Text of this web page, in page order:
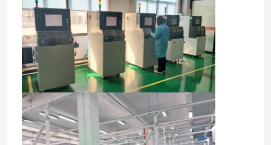
Μίνι Φυτίλια Αυτοκινήτου
Η επιφάνεια τοποθετεί τη θρυαλλίδα
Θερμική θρυαλλίδα διακοπών
Μικροσκοπική ασφάλεια για φυσίγγια